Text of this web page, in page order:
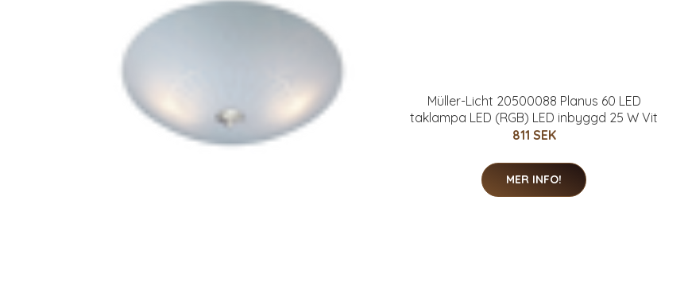
Müller-Licht 20500088 Planus 60 LED
taklampa LED (RGB) LED inbyggd 25 W Vit
811 SEK
MER INFO!